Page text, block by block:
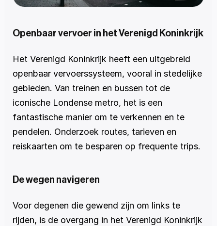
Openbaar vervoer in het Verenigd Koninkrijk
Het Verenigd Koninkrijk heeft een uitgebreid
openbaar vervoerssysteem, vooral in stedelijke
gebieden. Van treinen en bussen tot de
iconische Londense metro, het is een
fantastische manier om te verkennen en te
pendelen. Onderzoek routes, tarieven en
reiskaarten om te besparen op frequente trips.
De wegen navigeren
Voor degenen die gewend zijn om links te
rijden, is de overgang in het Verenigd Koninkrijk